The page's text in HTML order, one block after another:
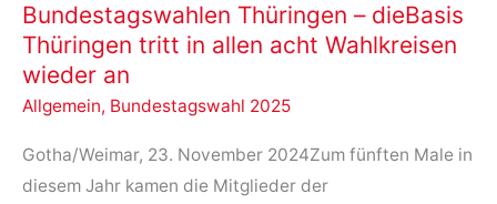
Bundestagswahlen Thüringen – dieBasis
Thüringen tritt in allen acht Wahlkreisen
wieder an
Allgemein, Bundestagswahl 2025
Gotha/Weimar, 23. November 2024Zum fünften Male in
diesem Jahr kamen die Mitglieder der